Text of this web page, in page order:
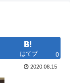
はてブ 0
2020.08.15